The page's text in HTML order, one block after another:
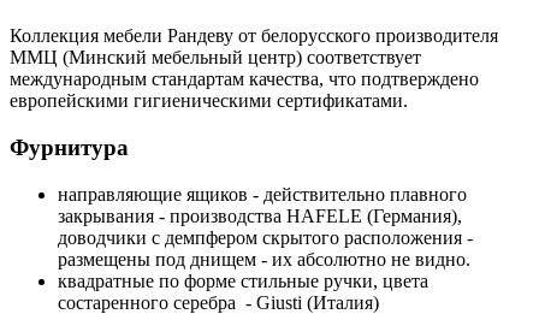
Коллекция мебели Рандеву от белорусского производителя
ММЦ (Минский мебельный центр) соответствует
международным стандартам качества, что подтверждено
европейскими гигиеническими сертификатами.
Фурнитура
направляющие ящиков - действительно плавного
закрывания - производства HAFELE (Германия),
доводчики с демпфером скрытого расположения -
размещены под днищем - их абсолютно не видно.
квадратные по форме стильные ручки, цвета
состаренного серебра - Giusti (Италия)